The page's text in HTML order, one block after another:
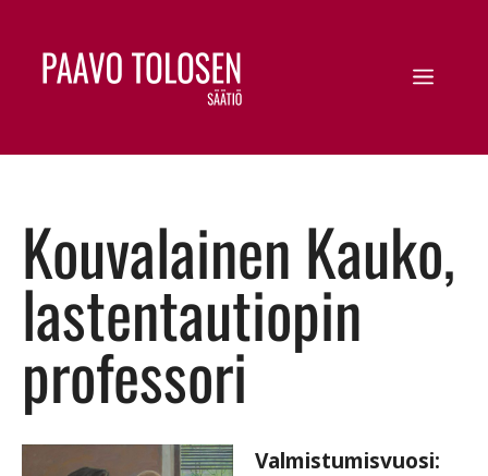
Kouvalainen Kauko,
lastentautiopin
professori
Valmistumisvuosi: